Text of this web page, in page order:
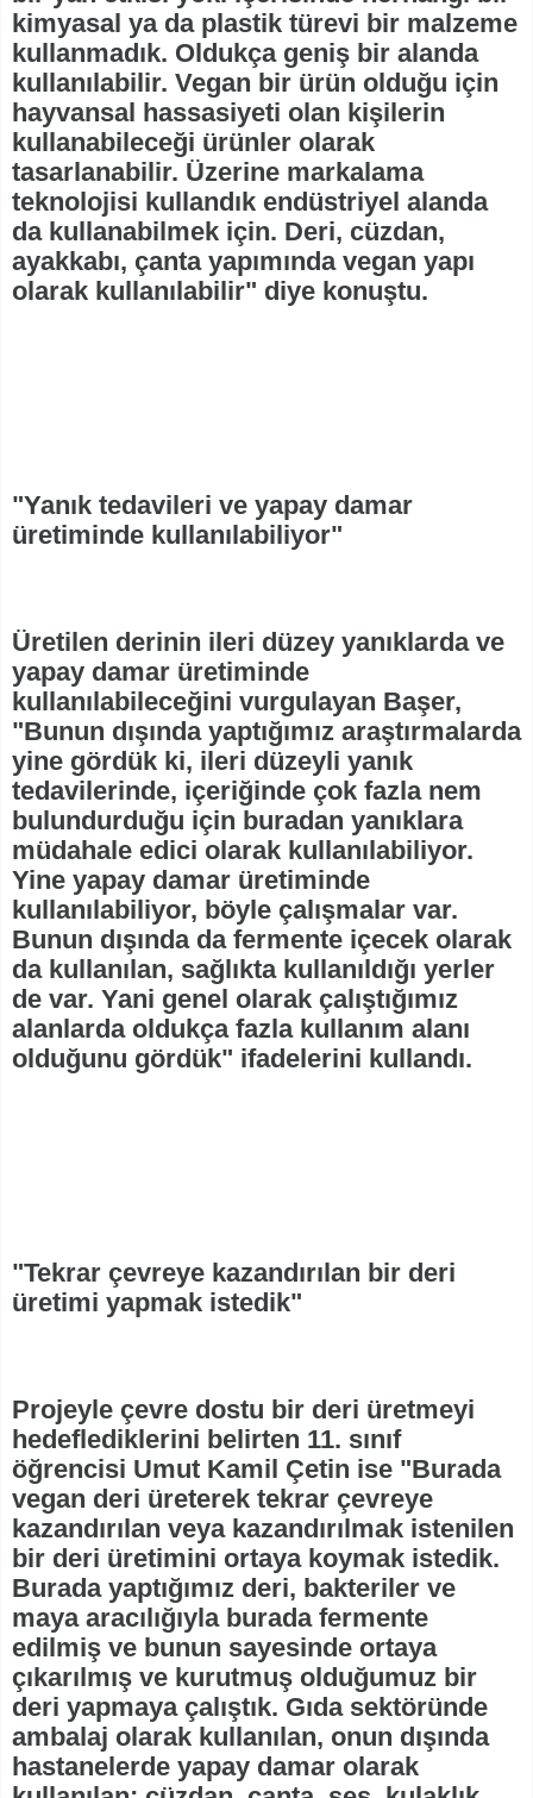
kimyasal ya da plastik türevi bir malzeme
kullanmadık. Oldukça geniş bir alanda
kullanılabilir. Vegan bir ürün olduğu için
hayvansal hassasiyeti olan kişilerin
kullanabileceği ürünler olarak
tasarlanabilir. Üzerine markalama
teknolojisi kullandık endüstriyel alanda
da kullanabilmek için. Deri, cüzdan,
ayakkabı, çanta yapımında vegan yapı
olarak kullanılabilir" diye konuştu.
"Yanık tedavileri ve yapay damar
üretiminde kullanılabiliyor"
Üretilen derinin ileri düzey yanıklarda ve
yapay damar üretiminde
kullanılabileceğini vurgulayan Başer,
"Bunun dışında yaptığımız araştırmalarda
yine gördük ki, ileri düzeyli yanık
tedavilerinde, içeriğinde çok fazla nem
bulundurduğu için buradan yanıklara
müdahale edici olarak kullanılabiliyor.
Yine yapay damar üretiminde
kullanılabiliyor, böyle çalışmalar var.
Bunun dışında da fermente içecek olarak
da kullanılan, sağlıkta kullanıldığı yerler
de var. Yani genel olarak çalıştığımız
alanlarda oldukça fazla kullanım alanı
olduğunu gördük" ifadelerini kullandı.
"Tekrar çevreye kazandırılan bir deri
üretimi yapmak istedik"
Projeyle çevre dostu bir deri üretmeyi
hedeflediklerini belirten 11. sınıf
öğrencisi Umut Kamil Çetin ise "Burada
vegan deri üreterek tekrar çevreye
kazandırılan veya kazandırılmak istenilen
bir deri üretimini ortaya koymak istedik.
Burada yaptığımız deri, bakteriler ve
maya aracılığıyla burada fermente
edilmiş ve bunun sayesinde ortaya
çıkarılmış ve kurutmuş olduğumuz bir
deri yapmaya çalıştık. Gıda sektöründe
ambalaj olarak kullanılan, onun dışında
hastanelerde yapay damar olarak